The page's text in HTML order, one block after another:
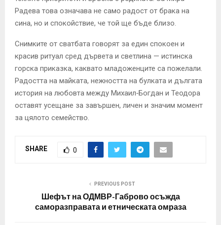
Радева това означава не само радост от брака на
сина, но и спокойствие, че той ще бъде близо.
Снимките от сватбата говорят за един спокоен и
красив ритуал сред дървета и светлина — истинска
горска приказка, каквато младоженците са пожелали.
Радостта на майката, нежността на булката и дългата
история на любовта между Михаил‑Богдан и Теодора
оставят усещане за завършен, личен и значим момент
за цялото семейство.
SHARE 0
PREVIOUS POST
Шефът на ОДМВР-Габрово осъжда
саморазправата и етническата омраза